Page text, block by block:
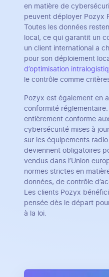
en matière de
peuvent déployer Pozyx
Toutes les données
local, ce qui garantit un
un client international a
pour son déploiement
d’optimisation
le contrôle comme
Pozyx est également en
conformité
entièrement conforme
cybersécurité mises à
sur les équipements
deviennent obligatoires
vendus dans l’Union
normes strictes en
données, de contrôle
Les clients Pozyx
pensée dès le départ
à la loi.